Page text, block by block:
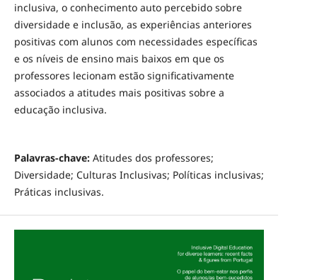
inclusiva, o conhecimento auto percebido sobre
diversidade e inclusão, as experiências anteriores
positivas com alunos com necessidades específicas
e os níveis de ensino mais baixos em que os
professores lecionam estão significativamente
associados a atitudes mais positivas sobre a
educação inclusiva.
Palavras-chave:Atitudes dos professores;
Diversidade; Culturas Inclusivas; Políticas inclusivas;
Práticas inclusivas.